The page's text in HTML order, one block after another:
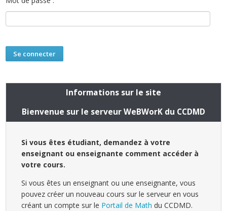
Informations sur le site
Bienvenue sur le serveur WeBWorK du CCDMD
Si vous êtes étudiant, demandez à votre
enseignant ou enseignante comment accéder à
votre cours.
Si vous êtes un enseignant ou une enseignante, vous
pouvez créer un nouveau cours sur le serveur en vous
créant un compte sur le Portail de Math du CCDMD.